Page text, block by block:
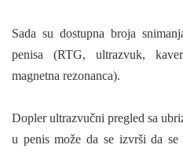
Sada su dostupna broja
penisa (RTG, ultrazvuk,
magnetna rezonanca).
Dopler ultrazvučni pregled sa
u penis može da se izvrši da se